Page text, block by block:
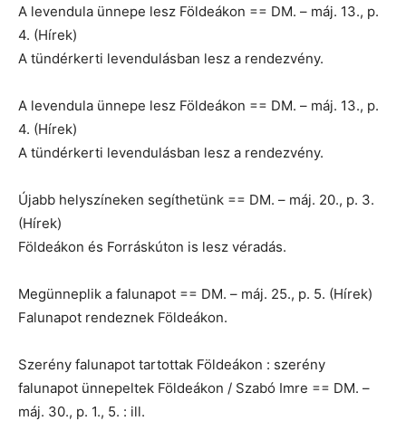
A levendula ünnepe lesz Földeákon == DM. – máj. 13., p.
4. (Hírek)
A tündérkerti levendulásban lesz a rendezvény.
A levendula ünnepe lesz Földeákon == DM. – máj. 13., p.
4. (Hírek)
A tündérkerti levendulásban lesz a rendezvény.
Újabb helyszíneken segíthetünk == DM. – máj. 20., p. 3.
(Hírek)
Földeákon és Forráskúton is lesz véradás.
Megünneplik a falunapot == DM. – máj. 25., p. 5. (Hírek)
Falunapot rendeznek Földeákon.
Szerény falunapot tartottak Földeákon : szerény
falunapot ünnepeltek Földeákon / Szabó Imre == DM. –
máj. 30., p. 1., 5. : ill.